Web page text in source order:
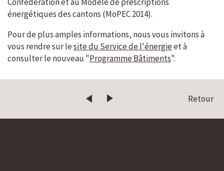
énergétiques des cantons (MoPEC 2014).
Pour de plus amples informations, nous vous invitons à
vous rendre sur lesite du Service de l'énergieet à
consulter le nouveau "Programme Bâtiments".
Retour